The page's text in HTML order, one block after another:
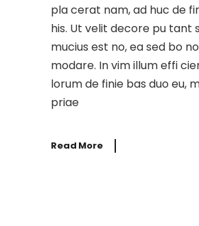
pla cerat nam, ad huc de
his. Ut velit decore pu tant
mucius est no, ea sed bo
modare. In vim illum effi
lorum de finie bas duo eu,
priae
Read More